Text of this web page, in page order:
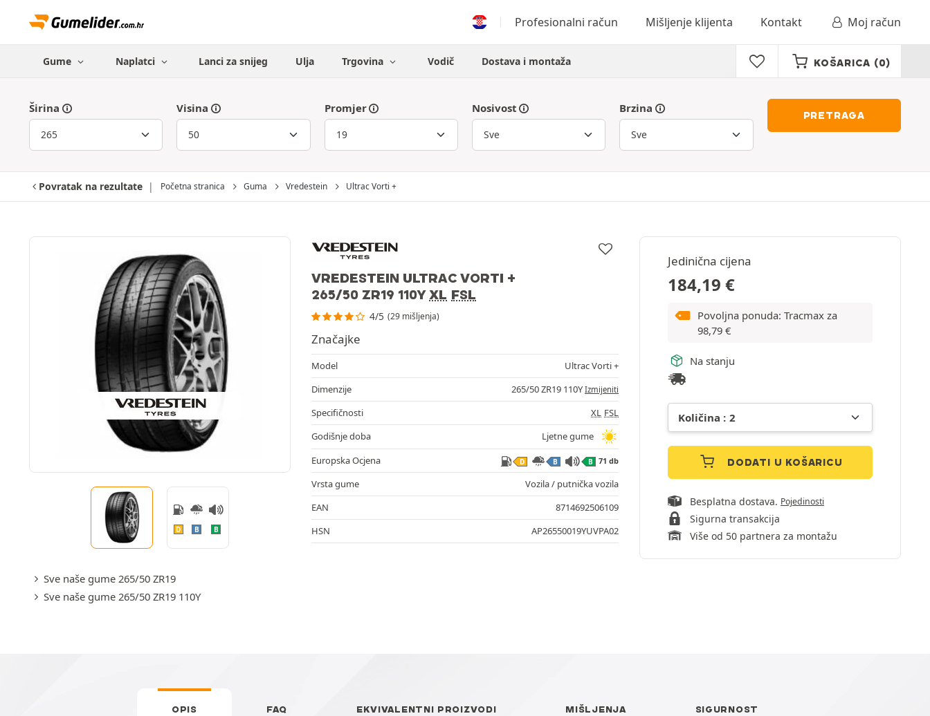
Profesionalni račun Mišljenje klijenta Kontakt Moj račun
Gume Naplatci Lanci za snijeg Ulja Trgovina Vodič Dostava i montaža KOŠARICA (0)
Širina Visina Promjer Nosivost Brzina
PRETRAGA
Povratak na rezultate Početna stranica Guma Vredestein Ultrac Vorti +
VREDESTEIN ULTRAC VORTI +
265/50 ZR19 110YXL FSL
4/5 (29 mišljenja)
D B B
Sve naše gume 265/50 ZR19
Sve naše gume 265/50 ZR19 110Y
Jedinična cijena
184,19 €
Povoljna ponuda: Tracmax za
98,79 €
Na stanju
DODATI U KOŠARICU
Besplatna dostava. Pojedinosti
Sigurna transakcija
Više od 50 partnera za montažu
Značajke
Model
Ultrac Vorti +
Dimenzije
265/50 ZR19 110Y Izmijeniti
Specifičnosti XL FSL
Godišnje doba
Ljetne gume
Europska Ocjena
D B B 71 db
Vrsta gume
Vozila / putnička vozila
EAN
8714692506109
HSN
AP26550019YUVPA02
OPIS FAQ EKVIVALENTNI PROIZVODI MIŠLJENJA SIGURNOST